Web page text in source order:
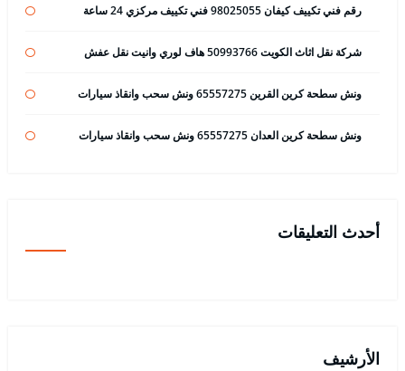
رقم فني تكييف كيفان 98025055 فني تكييف مركزي 24 ساعة
شركة نقل اثاث الكويت 50993766 هاف لوري وانيت نقل عفش
ونش سطحة كرين القرين 65557275 ونش سحب وانقاذ سيارات
ونش سطحة كرين العدان 65557275 ونش سحب وانقاذ سيارات
أحدث التعليقات
الأرشيف